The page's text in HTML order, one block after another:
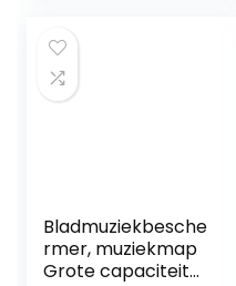
Bladmuziekbesche
rmer, muziekmap
Grote capaciteit